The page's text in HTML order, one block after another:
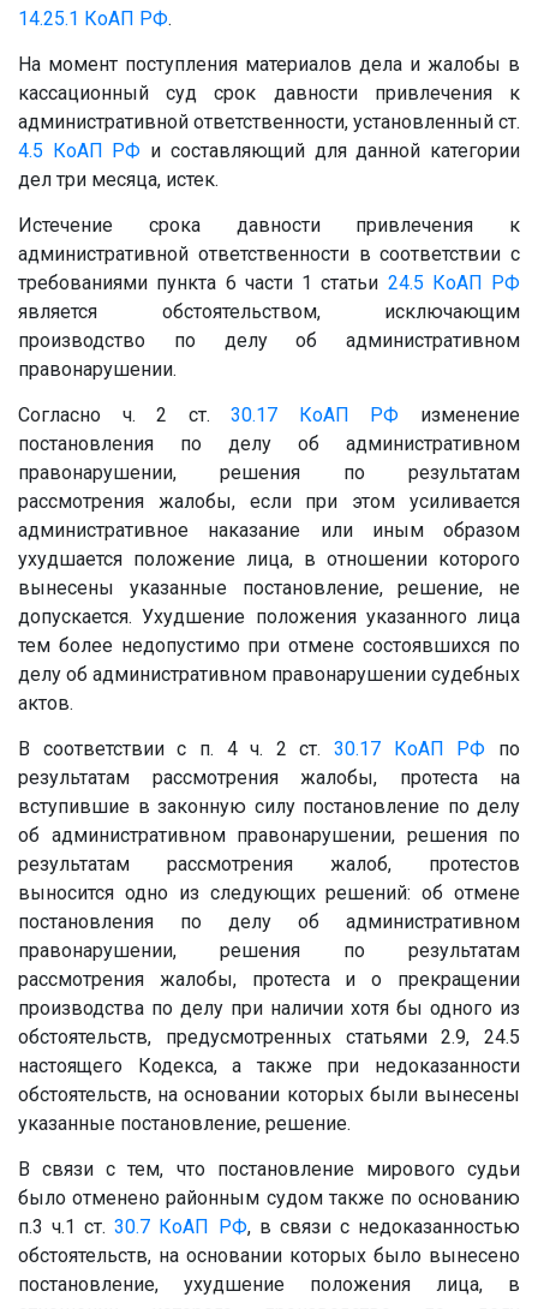
14.25.1 КоАП РФ.
На момент поступления материалов дела и жалобы в
кассационный суд срок давности привлечения к
административной ответственности, установленный ст.
4.5 КоАП РФ и составляющий для данной категории
дел три месяца, истек.
Истечение срока давности привлечения к
административной ответственности в соответствии с
требованиями пункта 6 части 1 статьи 24.5 КоАП РФ
является обстоятельством, исключающим
производство по делу об административном
правонарушении.
Согласно ч. 2 ст.30.17 КоАП РФ изменение
постановления по делу об административном
правонарушении, решения по результатам
рассмотрения жалобы, если при этом усиливается
административное наказание или иным образом
ухудшается положение лица, в отношении которого
вынесены указанные постановление, решение, не
допускается. Ухудшение положения указанного лица
тем более недопустимо при отмене состоявшихся по
делу об административном правонарушении судебных
актов.
В соответствии с п. 4 ч. 2 ст.30.17 КоАП РФ по
результатам рассмотрения жалобы, протеста на
вступившие в законную силу постановление по делу
об административном правонарушении, решения по
результатам рассмотрения жалоб, протестов
выносится одно из следующих решений: об отмене
постановления по делу об административном
правонарушении, решения по результатам
рассмотрения жалобы, протеста и о прекращении
производства по делу при наличии хотя бы одного из
обстоятельств, предусмотренных статьями 2.9, 24.5
настоящего Кодекса, а также при недоказанности
обстоятельств, на основании которых были вынесены
указанные постановление, решение.
В связи с тем, что постановление мирового судьи
было отменено районным судом также по основанию
п.3 ч.1 ст.30.7 КоАП РФ, в связи с недоказанностью
обстоятельств, на основании которых было вынесено
постановление, ухудшение положения лица, в